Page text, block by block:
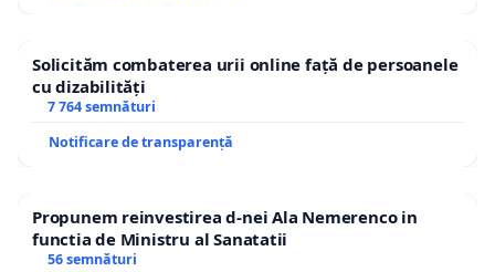
Solicităm combaterea urii online față de persoanele
cu dizabilități
7 764 semnături
Notificare de transparență
Propunem reinvestirea d-nei Ala Nemerenco in
functia de Ministru al Sanatatii
56 semnături